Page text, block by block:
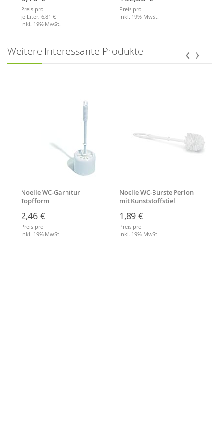
Preis pro
je Liter,6,81 €
Inkl. 19% MwSt.
Preis pro
Inkl. 19% MwSt.
Weitere Interessante Produkte
Noelle WC-Garnitur
Topfform
2,46 €
Preis pro
Inkl. 19% MwSt.
Noelle WC-Bürste Perlon
mit Kunststoffstiel
1,89 €
Preis pro
Inkl. 19% MwSt.
‹ ›